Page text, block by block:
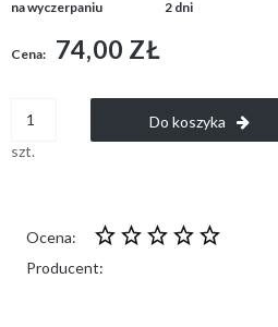
na wyczerpaniu
2 dni
Cena: 74,00 ZŁ
szt.
Do koszyka
Ocena:
Producent: